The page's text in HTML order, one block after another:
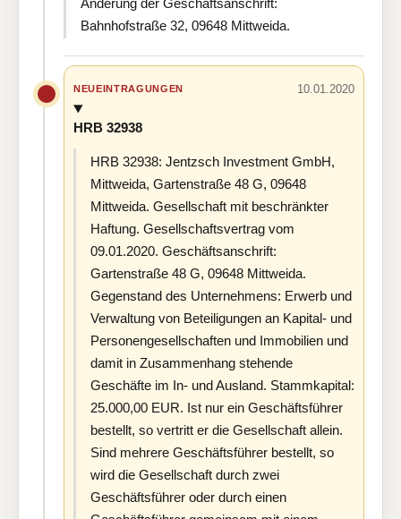
Bahnhofstraße 32, 09648 Mittweida.
NEUEINTRAGUNGEN 10.01.2020
HRB 32938
HRB 32938: Jentzsch Investment GmbH,
Mittweida, Gartenstraße 48 G, 09648
Mittweida. Gesellschaft mit beschränkter
Haftung. Gesellschaftsvertrag vom
09.01.2020. Geschäftsanschrift:
Gartenstraße 48 G, 09648 Mittweida.
Gegenstand des Unternehmens: Erwerb und
Verwaltung von Beteiligungen an Kapital- und
Personengesellschaften und Immobilien und
damit in Zusammenhang stehende
Geschäfte im In- und Ausland. Stammkapital:
25.000,00 EUR. Ist nur ein Geschäftsführer
bestellt, so vertritt er die Gesellschaft allein.
Sind mehrere Geschäftsführer bestellt, so
wird die Gesellschaft durch zwei
Geschäftsführer oder durch einen